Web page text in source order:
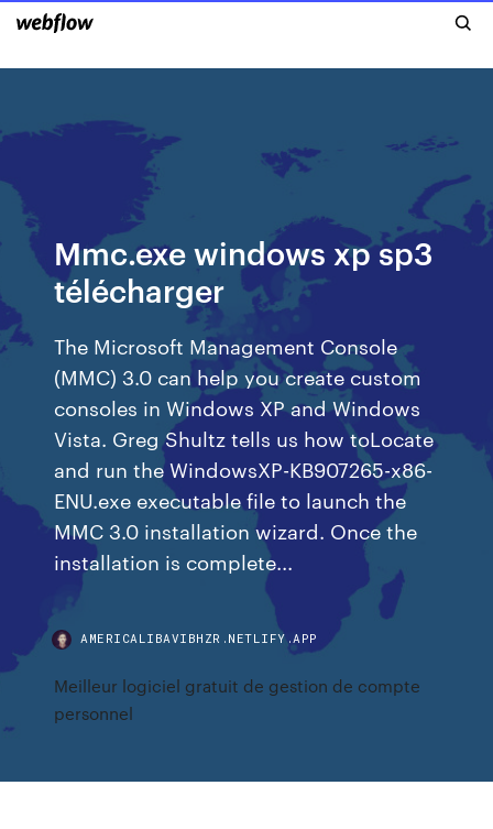
Mmc.exe windows xp sp3
télécharger
The Microsoft Management Console
(MMC) 3.0 can help you create custom
consoles in Windows XP and Windows
Vista. Greg Shultz tells us how toLocate
and run the WindowsXP-KB907265-x86-
ENU.exe executable file to launch the
MMC 3.0 installation wizard. Once the
installation is complete...
AMERICALIBAVIBHZR.NETLIFY.APP
Meilleur logiciel gratuit de gestion de compte
personnel